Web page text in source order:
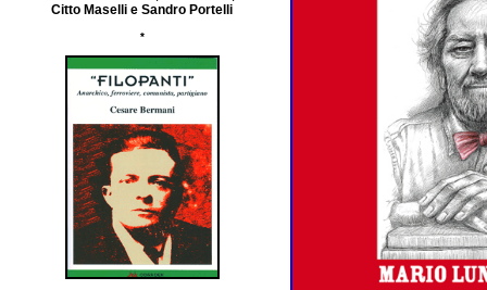
Citto Maselli e Sandro Portelli
*